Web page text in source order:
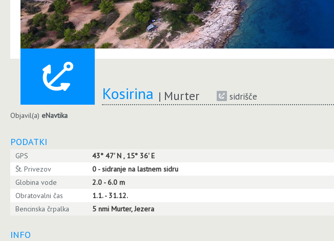
Kosirina Murter sidrišče
Objavil(a) eNavtika
PODATKI
GPS
43° 47' N , 15° 36' E
Št. Privezov
0 - sidranje na lastnem sidru
Globina vode
2.0 - 6.0 m
Obratovalni čas
1.1. - 31.12.
Bencinska črpalka
5 nmi Murter, Jezera
INFO